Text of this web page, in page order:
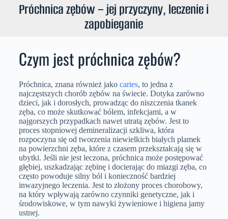
Próchnica zębów – jej przyczyny, leczenie i
zapobieganie
Czym jest próchnica zębów?
Próchnica, znana również jako caries, to jedna z
najczęstszych chorób zębów na świecie. Dotyka zarówno
dzieci, jak i dorosłych, prowadząc do niszczenia tkanek
zęba, co może skutkować bólem, infekcjami, a w
najgorszych przypadkach nawet utratą zębów. Jest to
proces stopniowej demineralizacji szkliwa, która
rozpoczyna się od tworzenia niewielkich białych plamek
na powierzchni zęba, które z czasem przekształcają się w
ubytki. Jeśli nie jest leczona, próchnica może postępować
głębiej, uszkadzając zębinę i docierając do miazgi zęba, co
często powoduje silny ból i konieczność bardziej
inwazyjnego leczenia. Jest to złożony proces chorobowy,
na który wpływają zarówno czynniki genetyczne, jak i
środowiskowe, w tym nawyki żywieniowe i higiena jamy
ustnej.